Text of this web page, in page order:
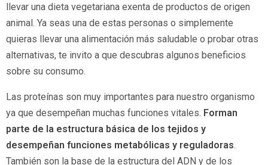
llevar una dieta vegetariana exenta de productos de origen
animal. Ya seas una de estas personas o simplemente
quieras llevar una alimentación más saludable o probar otras
alternativas, te invito a que descubras algunos beneficios
sobre su consumo.
Las proteínas son muy importantes para nuestro organismo
ya que desempeñan muchas funciones vitales. Forman
parte de la estructura básica de los tejidos y
desempeñan funciones metabólicas y reguladoras.
También son la base de la estructura del ADN y de los